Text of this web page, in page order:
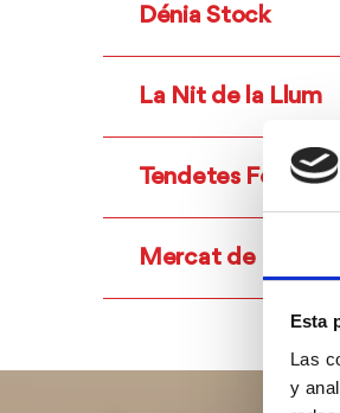
Esta
Las
y
Dénia Stock
La Nit de la Llum
Tendetes Fest
Mercat de Nadal